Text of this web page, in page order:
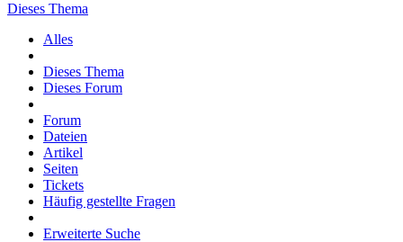
Dieses Thema
Alles
Dieses Thema
Dieses Forum
Forum
Dateien
Artikel
Seiten
Tickets
Häufig gestellte Fragen
Erweiterte Suche